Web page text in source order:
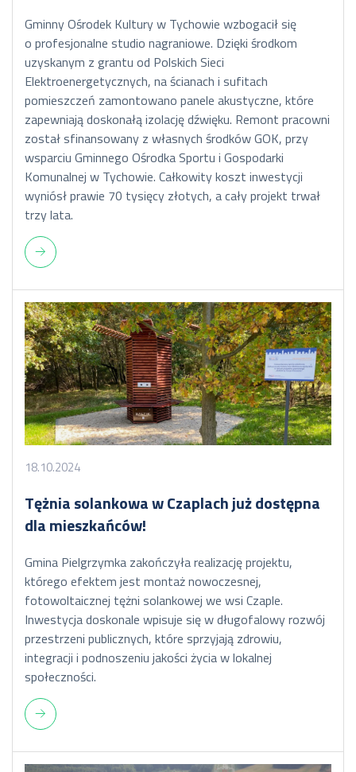
Gminny Ośrodek Kultury w Tychowie wzbogacił się
o profesjonalne studio nagraniowe. Dzięki środkom
uzyskanym z grantu od Polskich Sieci
Elektroenergetycznych, na ścianach i sufitach
pomieszczeń zamontowano panele akustyczne, które
zapewniają doskonałą izolację dźwięku. Remont pracowni
został sfinansowany z własnych środków GOK, przy
wsparciu Gminnego Ośrodka Sportu i Gospodarki
Komunalnej w Tychowie. Całkowity koszt inwestycji
wyniósł prawie 70 tysięcy złotych, a cały projekt trwał
trzy lata.
18.10.2024
Tężnia solankowa w Czaplach już dostępna
dla mieszkańców!
Gmina Pielgrzymka zakończyła realizację projektu,
którego efektem jest montaż nowoczesnej,
fotowoltaicznej tężni solankowej we wsi Czaple.
Inwestycja doskonale wpisuje się w długofalowy rozwój
przestrzeni publicznych, które sprzyjają zdrowiu,
integracji i podnoszeniu jakości życia w lokalnej
społeczności.